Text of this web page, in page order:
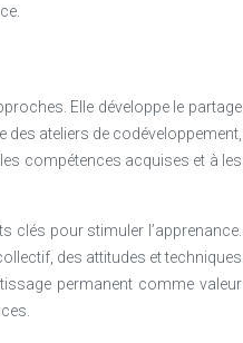
Elle développe le partage
ateliers de codéveloppement,
compétences acquises et à les
clés pour stimuler l’apprenance.
des attitudes et techniques
permanent comme valeur